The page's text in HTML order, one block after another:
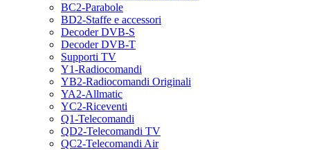
BC2-Parabole
BD2-Staffe e accessori
Decoder DVB-S
Decoder DVB-T
Supporti TV
Y1-Radiocomandi
YB2-Radiocomandi Originali
YA2-Allmatic
YC2-Riceventi
Q1-Telecomandi
QD2-Telecomandi TV
QC2-Telecomandi Air